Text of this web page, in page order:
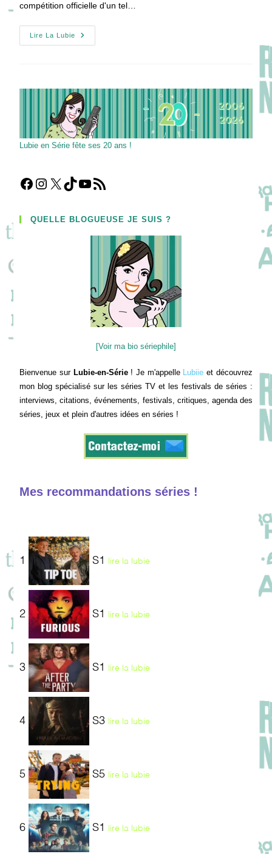
compétition officielle d'un tel…
Lire La Lubie
CANNESERIES
Saison
Officielle
Internationale
!
Lubie en Série fête ses 20 ans !
Facebook
Instagram
X TikTokYouTube
Flux RSS
QUELLE BLOGUEUSE JE SUIS ?
[Voir ma bio sériephile]
Bienvenue sur Lubie-en-Série! Je m'appelle Lubiie et découvrez
mon blog spécialisé sur les séries TV et les festivals de séries :
interviews, citations, événements, festivals, critiques, agenda des
séries, jeux et plein d'autres idées en séries !
Mes recommandations séries !
1 S1 lire la lubie
2 S1 lire la lubie
3 S1 lire la lubie
4 S3 lire la lubie
5 S5 lire la lubie
6 S1 lire la lubie